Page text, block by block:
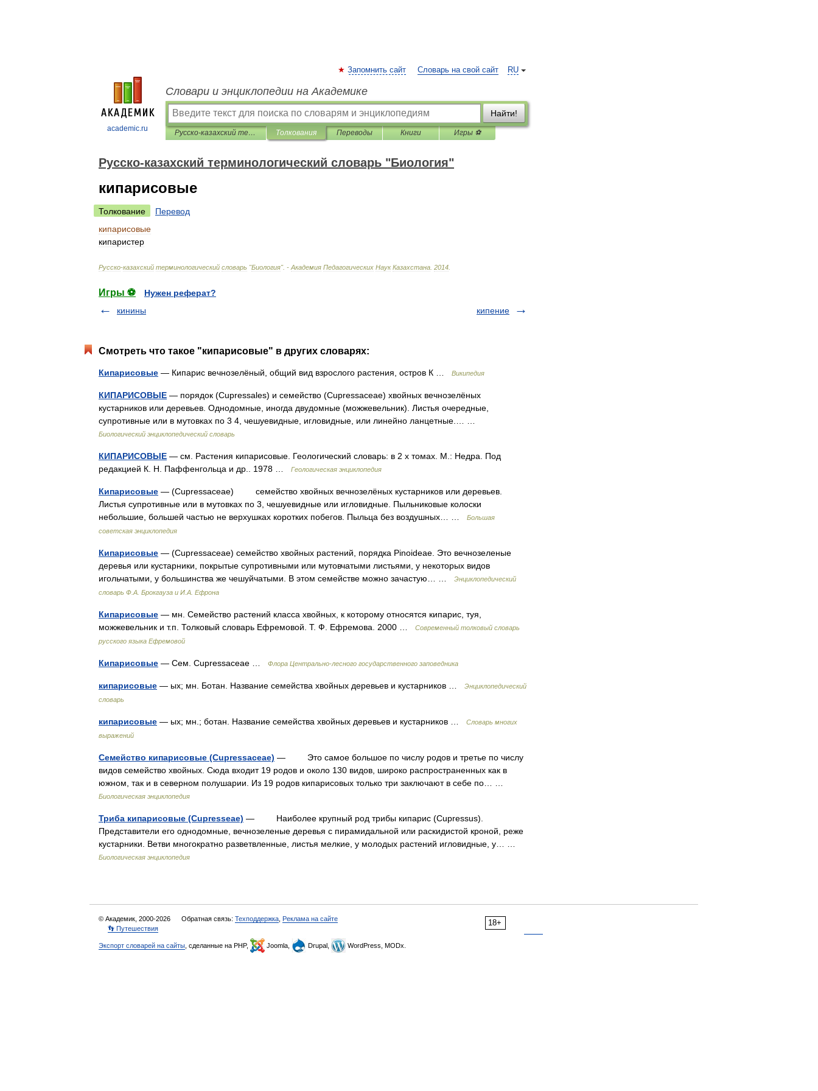
academic.ru
RU
Запомнить сайт Словарь на свой сайт
Словари и энциклопедии на Академике
Найти!
Русско-казахский терминологический словарь "Биология" Толкования Переводы Книги Игры ⚽
Русско-казахский терминологический словарь "Биология"
кипарисовые
Толкование
Перевод
кипарисовые
кипаристер
Русско-казахский терминологический словарь "Биология". - Академия Педагогических Наук Казахстана 2014
Игры ⚽
Нужен реферат?
кинины
кипение
Смотреть что такое "кипарисовые" в других словарях:
Кипарисовые — Кипарис вечнозелёный, общий вид взрослого растения, остров К … Википедия
КИПАРИСОВЫЕ — порядок (Cupressales) и семейство (Cupressaceae) хвойных вечнозелёных
кустарников или деревьев. Однодомные, иногда двудомные (можжевельник). Листья очередные,
супротивные или в мутовках по 3 4, чешуевидные, игловидные, или линейно ланцетные.… …
Биологический энциклопедический словарь
КИПАРИСОВЫЕ — см. Растения кипарисовые. Геологический словарь: в 2 х томах. М.: Недра. Под
редакцией К. Н. Паффенгольца и др.. 1978 …
Геологическая энциклопедия
Кипарисовые — (Cupressaceae) семейство хвойных вечнозелёных кустарников или деревьев.
Листья супротивные или в мутовках по 3, чешуевидные или игловидные. Пыльниковые колоски
небольшие, большей частью не верхушках коротких побегов. Пыльца без воздушных… …
Большая
советская энциклопедия
Кипарисовые — (Cupressaceae) семейство хвойных растений, порядка Pinoideae. Это вечнозеленые
деревья или кустарники, покрытые супротивными или мутовчатыми листьями, у некоторых видов
игольчатыми, у большинства же чешуйчатыми. В этом семействе можно зачастую… …
Энциклопедический
словарь Ф.А. Брокгауза и И.А. Ефрона
Кипарисовые — мн. Семейство растений класса хвойных, к которому относятся кипарис, туя,
можжевельник и т.п. Толковый словарь Ефремовой. Т. Ф. Ефремова. 2000 …
Современный толковый словарь
русского языка Ефремовой
Кипарисовые — Сем. Cupressaceae … Флора Центрально-лесного государственного заповедника
кипарисовые — ых; мн. Ботан. Название семейства хвойных деревьев и кустарников …
Энциклопедический
словарь
кипарисовые — ых; мн.; ботан. Название семейства хвойных деревьев и кустарников …
Словарь многих
выражений
Семейство кипарисовые (Cupressaceae) — Это самое большое по числу родов и третье по числу
видов семейство хвойных. Сюда входит 19 родов и около 130 видов, широко распространенных как в
южном, так и в северном полушарии. Из 19 родов кипарисовых только три заключают в себе по… …
Биологическая энциклопедия
Триба кипарисовые (Cupresseae) — Наиболее крупный род трибы кипарис (Cupressus).
Представители его однодомные, вечнозеленые деревья с пирамидальной или раскидистой кроной, реже
кустарники. Ветви многократно разветвленные, листья мелкие, у молодых растений игловидные, у… …
Биологическая энциклопедия
18+
© Академик, 2000-2026 Обратная связь: Техподдержка Реклама на сайте
👣 Путешествия
Экспорт словарей на сайты , сделанные на PHP, Joomla, Drupal, WordPress, MODx.